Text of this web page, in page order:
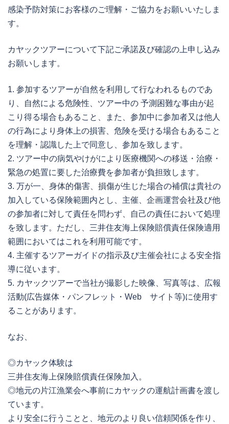
感染予防対策にお客様のご理解・ご協力をお願いいたしま
す。
カヤックツアーについて下記ご承諾及び確認の上申し込み
お願いします。
1. 参加するツアーが自然を利用して行なわれるものであ
り、自然による危険性、ツアー中の 予測困難な事由が起
こり得る場合もあること、また、参加中に参加者又は他人
の行為により身体上の損害、危険を受ける場合もあること
を理解・認識した上で同意し、参加を致します。
2. ツアー中の病気やけがにより医療機関への移送・治療・
緊急の処置に要した治療費を参加者が負担致します。
3. 万が一、身体的傷害、損傷が生じた場合の補償は貴社の
加入している保険範囲内とし、主催、企画運営会社及び他
の参加者に対して責任を問わず、自己の責任において処理
を致します。ただし、三井住友海上保険賠償責任保険適用
範囲においてはこれを利用可能です。
4. 主催するツアーガイドの指示及び主催会社による安全指
導に従います。
5. カヤックツアーで当社が撮影した映像、写真等は、広報
活動(広告媒体・パンフレット・Web サイト等)に使用す
ることがあります。
なお、
◎カヤック体験は
三井住友海上保険賠償責任保険加入。
◎地元の片江漁業会へ事前にカヤックの運航計画書を渡し
ています。
より安全に行うことと、地元のより良い信頼関係を作り、